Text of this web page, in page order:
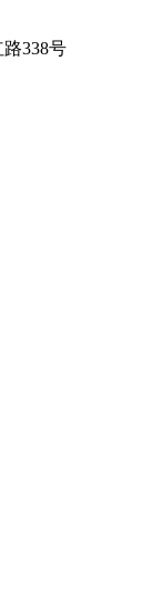
338号